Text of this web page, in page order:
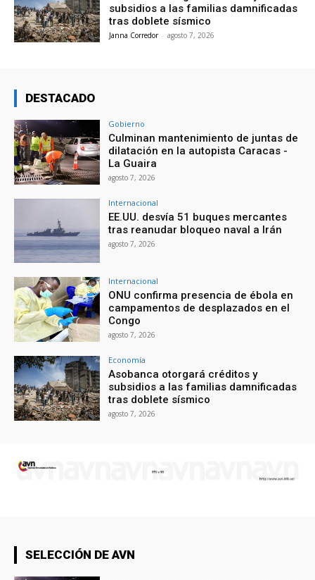
subsidios a las familias damnificadas
tras doblete sísmico
Janna Corredor - agosto 7, 2026
DESTACADO
Gobierno
Culminan mantenimiento de juntas de
dilatación en la autopista Caracas -
La Guaira
agosto 7, 2026
Internacional
EE.UU. desvía 51 buques mercantes
tras reanudar bloqueo naval a Irán
agosto 7, 2026
Internacional
ONU confirma presencia de ébola en
campamentos de desplazados en el
Congo
agosto 7, 2026
Economía
Asobanca otorgará créditos y
subsidios a las familias damnificadas
tras doblete sísmico
agosto 7, 2026
SELECCIÓN DE AVN